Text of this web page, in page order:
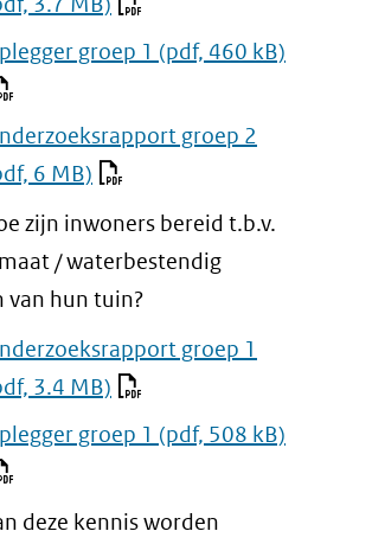
groep 1 (pdf, 460 kB)
groep 2
6 MB)
zijn inwoners bereid t.b.v.
/ waterbestendig
van hun tuin?
groep 1
3.4 MB)
groep 1 (pdf, 508 kB)
deze kennis worden